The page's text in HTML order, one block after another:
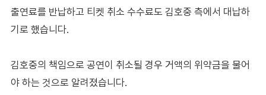
출연료를 반납하고 티켓 취소 수수료도 김호중 측에서 대납하
기로 했습니다.
김호중의 책임으로 공연이 취소될 경우 거액의 위약금을 물어
야 하는 것으로 알려졌습니다.